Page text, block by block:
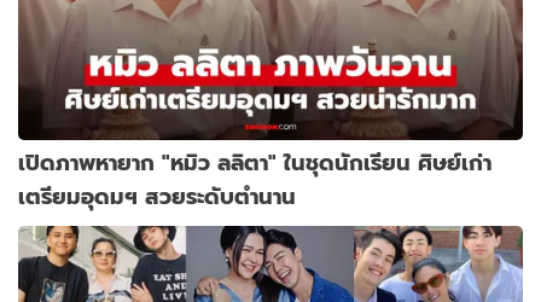
เปิดภาพหายาก "หมิว ลลิตา" ในชุดนักเรียน ศิษย์เก่า
เตรียมอุดมฯ สวยระดับตำนาน